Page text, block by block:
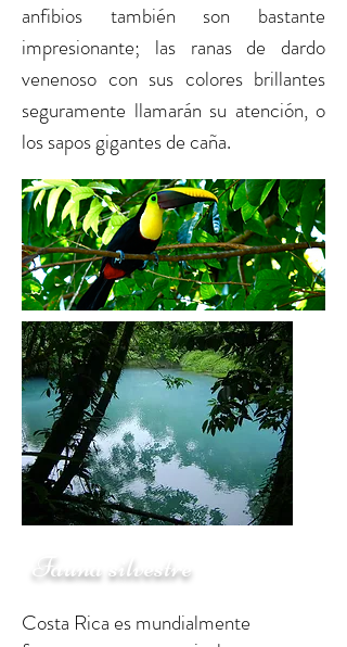
anfibios también son bastante
impresionante; las ranas de dardo
venenoso con sus colores brillantes
seguramente llamarán su atención, o
los sapos gigantes de caña.
Fauna silvestre
Costa Rica es mundialmente